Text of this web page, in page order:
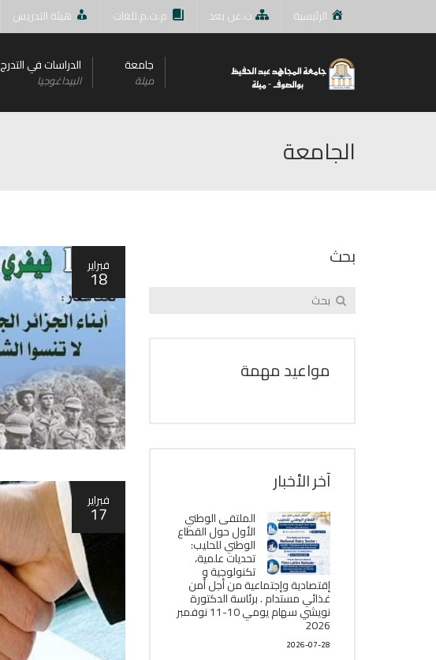
الرئيسية ت.عن بعد م.ت.م.للغات هيئة التدريس
جامعة
ميلة
الدراسات في التدرج
البيداغوجيا
الجامعة
فبراير
18
فبراير
17
بحث
مواعيد مهمة
آخر الأخبار
الملتقى الوطني
الأول حول القطاع
الوطني للحليب:
تحديات علمية،
تكنولوجية و
إقتصادية وإجتماعية من أجل أمن
غذائي مستدام . برئاسة الدكتورة
نويشي سهام يومي 10-11 نوفمبر
2026
2026-07-28